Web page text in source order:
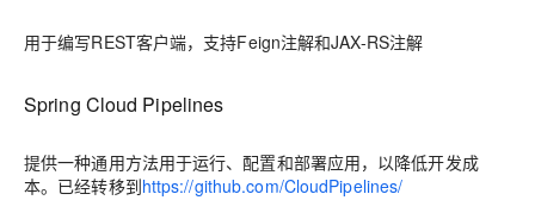
用于编写REST客户端，支持Feign注解和JAX-RS注解
Spring Cloud Pipelines
提供一种通用方法用于运行、配置和部署应用，以降低开发成
本。已经转移到https://github.com/CloudPipelines/